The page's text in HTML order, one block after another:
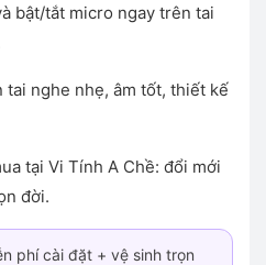
bật/tắt micro ngay trên tai
tai nghe nhẹ, âm tốt, thiết kế
tại Vi Tính A Chề: đổi mới
đời.
phí cài đặt + vệ sinh trọn